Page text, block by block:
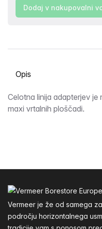
Dodaj v nakupovalni
Izberite zavihek
Opis
Celotna linija adapterjev
maxi vrtalnih ploščadi.
Vermeer je že od samega
področju horizontalnega